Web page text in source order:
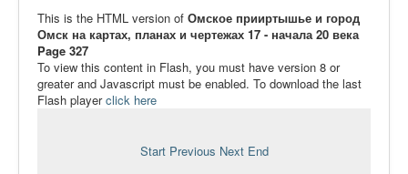
Видеоматериалы
Контакты
Сайт проекта Достоевский
Ермаковополе.рф
This is the HTML version of Омское прииртышье и город
Омск на картах, планах и чертежах 17 - начала 20 века
Page 327
To view this content in Flash, you must have version 8 or
greater and Javascript must be enabled. To download the last
Flash playerclick here
Start Previous Next End